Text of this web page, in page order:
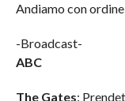
Andiamo con
-Broadcast-
ABC
The Gates: